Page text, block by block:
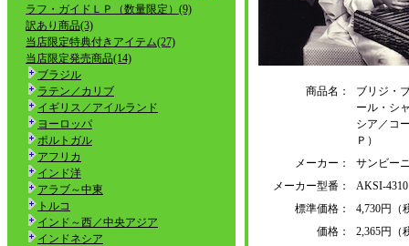
ラフ・ガイドＬＰ（数量限定）(9)
訳あり商品(3)
当店限定特典付きアイテム(27)
当店限定発売商品(14)
ブラジル
ラテン／カリブ
イギリス／アイルランド
ヨーロッパ
ポルトガル
アフリカ
インド洋
アラブ～中東
トルコ
インド～西／中央アジア
インドネシア
商品名：
ブリジ・
ール・シ
シア／コ
Ｐ）
メーカー：
サンビー
メーカー型番：
AKSI-
標準価格：
4,730円（
価格：
2,365円（